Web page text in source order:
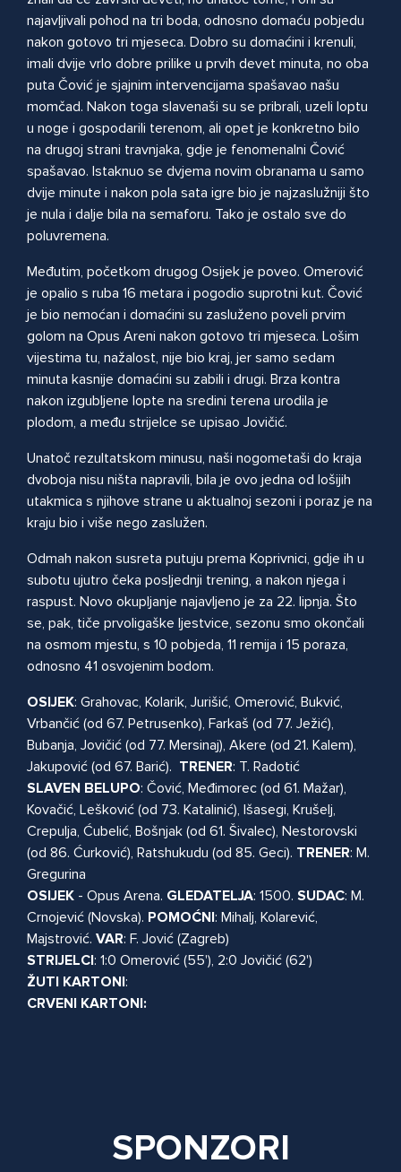
najavljivali pohod na tri boda, odnosno domaću pobjedu
nakon gotovo tri mjeseca. Dobro su domaćini i krenuli,
imali dvije vrlo dobre prilike u prvih devet minuta, no oba
puta Čović je sjajnim intervencijama spašavao našu
momčad. Nakon toga slavenaši su se pribrali, uzeli loptu
u noge i gospodarili terenom, ali opet je konkretno bilo
na drugoj strani travnjaka, gdje je fenomenalni Čović
spašavao. Istaknuo se dvjema novim obranama u samo
dvije minute i nakon pola sata igre bio je najzaslužniji što
je nula i dalje bila na semaforu. Tako je ostalo sve do
poluvremena.
Međutim, početkom drugog Osijek je poveo. Omerović
je opalio s ruba 16 metara i pogodio suprotni kut. Čović
je bio nemoćan i domaćini su zasluženo poveli prvim
golom na Opus Areni nakon gotovo tri mjeseca. Lošim
vijestima tu, nažalost, nije bio kraj, jer samo sedam
minuta kasnije domaćini su zabili i drugi. Brza kontra
nakon izgubljene lopte na sredini terena urodila je
plodom, a među strijelce se upisao Jovičić.
Unatoč rezultatskom minusu, naši nogometaši do kraja
dvoboja nisu ništa napravili, bila je ovo jedna od lošijih
utakmica s njihove strane u aktualnoj sezoni i poraz je na
kraju bio i više nego zaslužen.
Odmah nakon susreta putuju prema Koprivnici, gdje ih u
subotu ujutro čeka posljednji trening, a nakon njega i
raspust. Novo okupljanje najavljeno je za 22. lipnja. Što
se, pak, tiče prvoligaške ljestvice, sezonu smo okončali
na osmom mjestu, s 10 pobjeda, 11 remija i 15 poraza,
odnosno 41 osvojenim bodom.
OSIJEK: Grahovac, Kolarik, Jurišić, Omerović, Bukvić,
Vrbančić (od 67. Petrusenko), Farkaš (od 77. Ježić),
Bubanja, Jovičić (od 77. Mersinaj), Akere (od 21. Kalem),
Jakupović (od 67. Barić). TRENER: T. Radotić
SLAVEN BELUPO: Čović, Međimorec (od 61. Mažar),
Kovačić, Lešković (od 73. Katalinić), Išasegi, Krušelj,
Crepulja, Ćubelić, Bošnjak (od 61. Šivalec), Nestorovski
(od 86. Ćurković), Ratshukudu (od 85. Geci). TRENER: M.
Gregurina
OSIJEK - Opus Arena. GLEDATELJA: 1500. SUDAC: M.
Crnojević (Novska). POMOĆNI: Mihalj, Kolarević,
Majstrović. VAR: F. Jović (Zagreb)
STRIJELCI: 1:0 Omerović (55'), 2:0 Jovičić (62')
ŽUTI KARTONI:
CRVENI KARTONI:
SPONZORI